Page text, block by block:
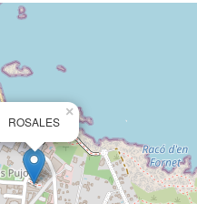
×
ROSALES